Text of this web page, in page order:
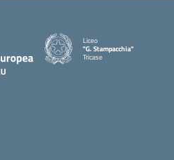
Liceo
"G. Stampacchia"
Tricase